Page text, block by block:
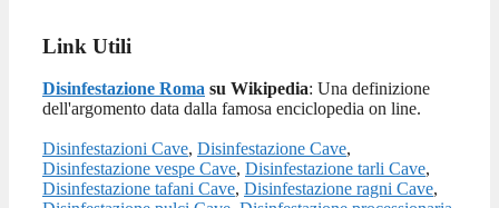
Link Utili
Disinfestazione Roma su Wikipedia: Una definizione
dell'argomento data dalla famosa enciclopedia on line.
Disinfestazioni Cave, Disinfestazione Cave,
Disinfestazione vespe Cave, Disinfestazione tarli Cave,
Disinfestazione tafani Cave, Disinfestazione ragni Cave,